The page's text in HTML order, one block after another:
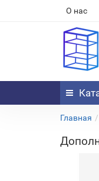
О нас
Главная